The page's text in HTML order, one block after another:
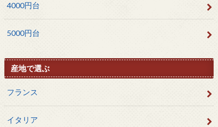
4000円台
5000円台
産地で選ぶ
フランス
イタリア